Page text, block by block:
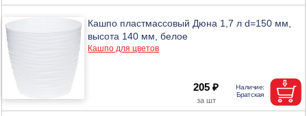
Кашпо пластмассовый Дюна 1,7 л d=150 мм,
высота 140 мм, белое
Кашпо для цветов
205 ₽